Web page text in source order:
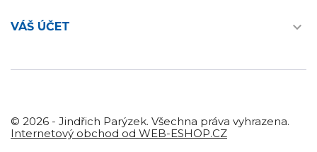
VÁŠ ÚČET 
© 2026 - Jindřich Parýzek. Všechna práva vyhrazena.
Internetový obchod od WEB-ESHOP.CZ